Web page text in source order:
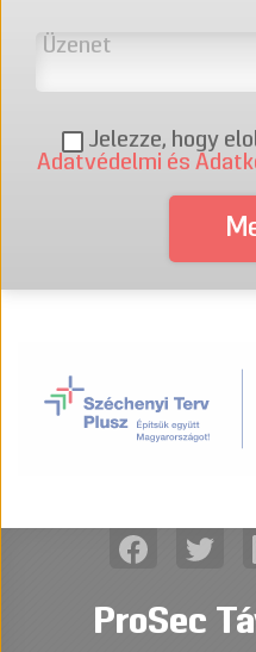
Jelezze, hogy
Adatvédelmi és
ProSec